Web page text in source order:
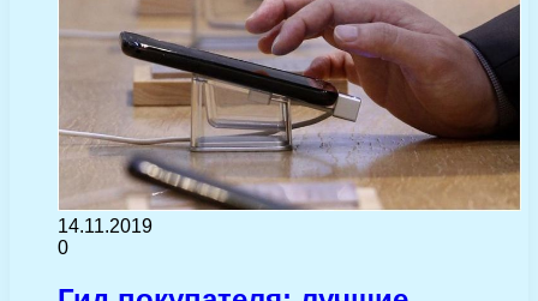
14.11.2019
0